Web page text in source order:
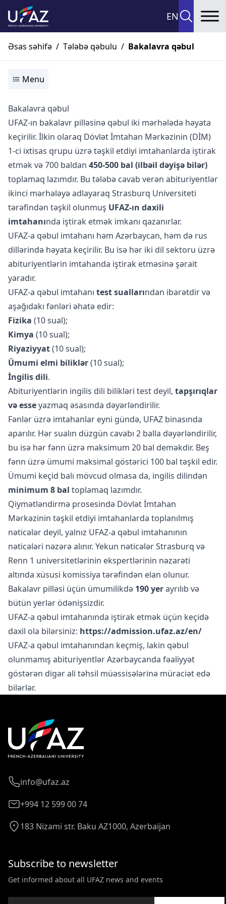
EN
Əsas səhifə / Tələbə qəbulu / Bakalavra qəbul
Menu
Bakalavra qəbul
UFAZ-ın bakalavr pilləsinə qəbul iki mərhələdə həyata
keçirilir. İlkin olaraq Dövlət İmtahan Mərkəzinin (DİM)
1-ci ixtisas qrupu üzrə təşkil etdiyi imtahanlarda iştirak
etmək və 700 baldan 450-500 bal (ilbəil dəyişə bilər)
toplamaq lazımdır. Bu tələbə cavab verən abituriyentlər
ikinci mərhələyə adlayaraq Strasburq Universiteti
tərəfindən təşkil olunmuş UFAZ-ın daxili
imtahanında iştirak etmək imkanı qazanırlar.
UFAZ-a qəbul imtahanı həm Azərbaycan, həm də rus
dillərində həyata keçirilir. Bu isə hər iki dil sektoru üzrə
abituriyentlərin imtahanda iştirak etməsinə şərait
yaradır.
UFAZ-a qəbul imtahanı test suallarından ibarətdir və
aşağıdakı fənləri əhatə edir:
Fizika (10 sual);
Kimya (10 sual);
Riyaziyyat(10 sual);
Ümumi elmi biliklər(10 sual);
İngilis dili.
Abituriyentlərin ingilis dili bilikləri test deyil, tapşırıqlar
və esseyazmaq əsasında dəyərləndirilir.
Fənlər üzrə imtahanlar eyni gündə, UFAZ binasında
aparılır. Hər sualın düzgün cavabı 2 balla dəyərləndirilir,
bu isə hər fənn üzrə maksimum 20 bal deməkdir. Beş
fənn üzrə ümumi maksimal göstərici 100 bal təşkil edir.
Ümumi keçid balı mövcud olmasa da, ingilis dilindən
minimum 8 bal toplamaq lazımdır.
Qiymətləndirmə prosesində Dövlət İmtahan
Mərkəzinin təşkil etdiyi imtahanlarda toplanılmış
nəticələr deyil, yalnız UFAZ-a qəbul imtahanının
nəticələri nəzərə alınır. Yekun nəticələr Strasburq və
Renn 1 universitetlərinin ekspertlərinin nəzarəti
altında xüsusi komissiya tərəfindən elan olunur.
Bakalavr pilləsi üçün ümumilikdə 190 yerayrılıb və
bütün yerlər ödənişsizdir.
UFAZ-a qəbul imtahanında iştirak etmək üçün keçidə
daxil ola bilərsiniz: https://admission.ufaz.az/en/
UFAZ-a qəbul imtahanından keçmiş, lakin qəbul
olunmamış abituriyentlər Azərbaycanda fəaliyyət
göstərən digər ali təhsil müəssisələrinə müraciət edə
bilərlər.
info@ufaz.az
+994 12 599 00 74
183 Nizami str. Baku AZ1000, Azerbaijan
Subscribe to newsletter
Get informed about all UFAZ news and events